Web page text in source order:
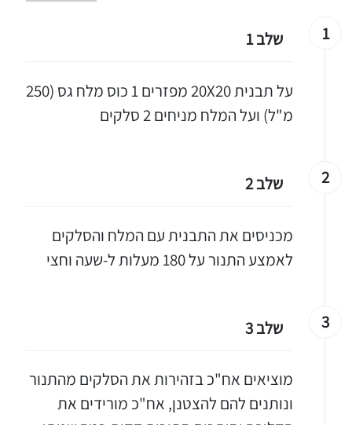
1 שלב 1
על תבנית 20X20 מפזרים 1 כוס מלח גס (250
מ"ל) ועל המלח מניחים 2 סלקים
2 שלב 2
מכניסים את התבנית עם המלח והסלקים
לאמצע התנור על 180 מעלות ל-שעה וחצי
3 שלב 3
מוציאים אח"כ בזהירות את הסלקים מהתנור
ונותנים להם להצטנן, אח"כ מורידים את